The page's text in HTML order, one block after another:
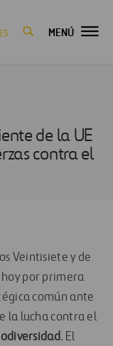
ES MENÚ
de la UE
contra el
Veintisiete y de
por primera
común ante
la lucha contra el
. El